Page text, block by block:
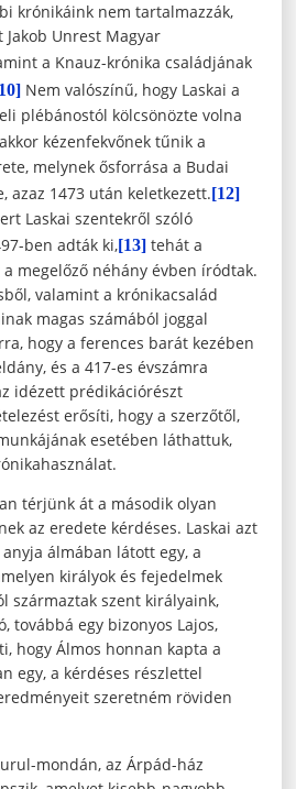
krónikáink nem tartalmazzák,
Unrest Magyar
a Knauz-krónika családjának
Nem valószínű, hogy Laskai a
plébánostól kölcsönözte volna
kézenfekvőnek tűnik a
melynek ősforrása a Budai
azaz 1473 után keletkezett.[12]
Laskai szentekről szóló
ben adták ki,[13]tehát a
megelőző néhány évben íródtak.
valamint a krónikacsalád
magas számából joggal
hogy a ferences barát kezében
és a 417-es évszámra
idézett prédikációrészt
erősíti, hogy a szerzőtől,
esetében láthattuk,
át a második olyan
az eredete kérdéses. Laskai azt
álmában látott egy, a
királyok és fejedelmek
származtak szent királyaink,
továbbá egy bizonyos Lajos,
hogy Álmos honnan kapta a
egy, a kérdéses részlettel
szeretném röviden
mondán, az Árpád-ház